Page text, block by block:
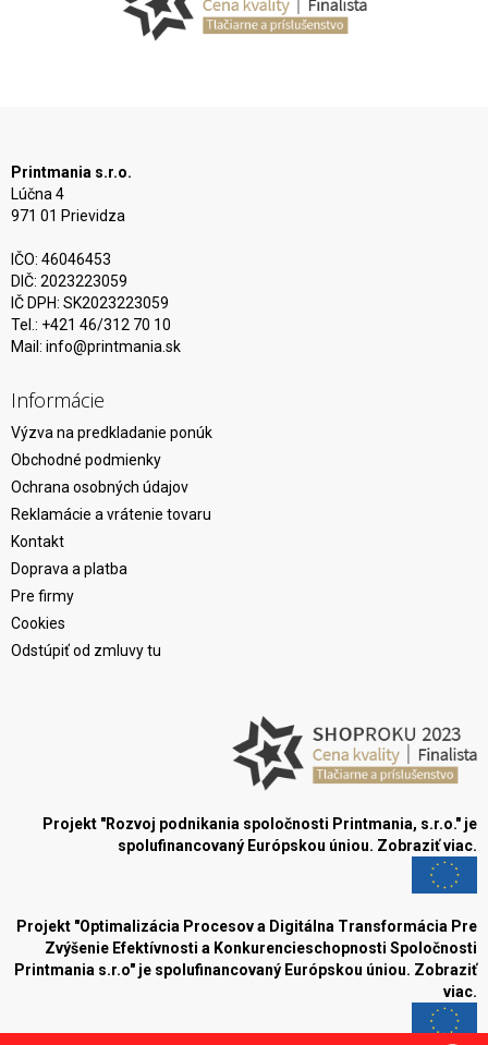
Printmania s.r.o.
Lúčna 4
971 01 Prievidza
IČO: 46046453
DIČ: 2023223059
IČ DPH: SK2023223059
Tel.: +421 46/312 70 10
Mail: info@printmania.sk
Informácie
Výzva na predkladanie ponúk
Obchodné podmienky
Ochrana osobných údajov
Reklamácie a vrátenie tovaru
Kontakt
Doprava a platba
Pre firmy
Cookies
Odstúpiť od zmluvy tu
Projekt "Rozvoj podnikania spoločnosti Printmania, s.r.o." je
spolufinancovaný Európskou úniou. Zobraziť viac.
Projekt "Optimalizácia Procesov a Digitálna Transformácia Pre
Zvýšenie Efektívnosti a Konkurencieschopnosti Spoločnosti
Printmania s.r.o" je spolufinancovaný Európskou úniou. Zobraziť
viac.